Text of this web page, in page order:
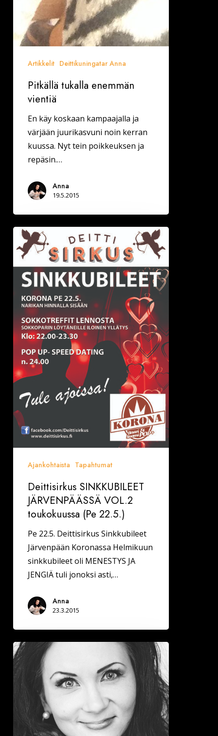
Artikkelit Deittikuningatar Anna
Pitkällä tukalla enemmän
vientiä
En käy koskaan kampaajalla ja
värjään juurikasvuni noin kerran
kuussa. Nyt tein poikkeuksen ja
repäsin.…
Anna
19.5.2015
Deittisirkus
SINKKUBILEET
JÄRVENPÄÄSSÄ
VOL.2
toukokuussa
(Pe
22.5.)
Ajankohtaista Tapahtumat
Deittisirkus SINKKUBILEET
JÄRVENPÄÄSSÄ VOL.2
toukokuussa (Pe 22.5.)
Pe 22.5. Deittisirkus Sinkkubileet
Järvenpään Koronassa Helmikuun
sinkkubileet oli MENESTYS JA
JENGIÄ tuli jonoksi asti,…
Anna
23.3.2015
Kun
pippelin
kuvat
eivät
riitä!